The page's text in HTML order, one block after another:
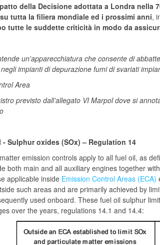
della Decisione adottata a Londra nella
tutta la filiera mondiale ed i prossimi anni,
tutte le suddette criticità in modo da
un'apparecchiatura che consente di
impianti di depurazione fumi di svariati
Area
previsto dall’allegato VI Marpol dove si
- Sulphur oxides (SOx) – Regulation 14
emission controls apply to all fuel oil, as
both main and all auxiliary engines together
applicable inside Emission Control Areas (ECA)
such areas and are primarily achieved by
used onboard. These fuel oil sulphur
over the years, regulations 14.1 and 14.4: